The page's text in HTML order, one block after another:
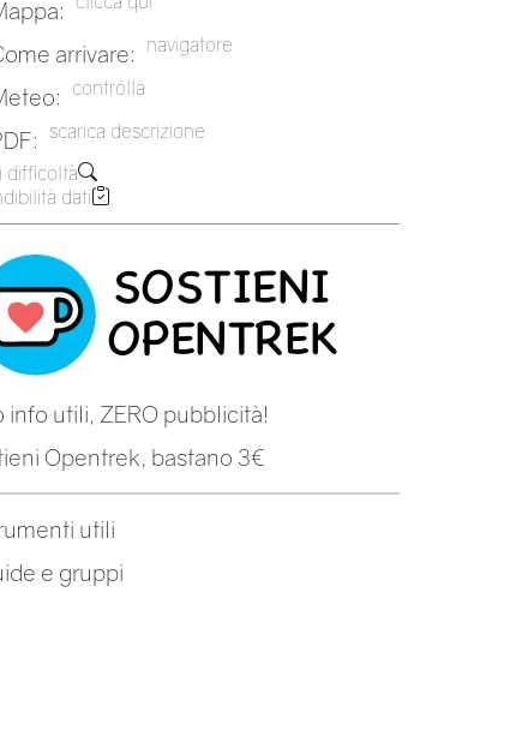
arrivare: navigatore
controlla
scarica descrizione
difficoltà
dati
info utili, ZERO pubblicità!
Opentrek, bastano 3€
utili
e gruppi